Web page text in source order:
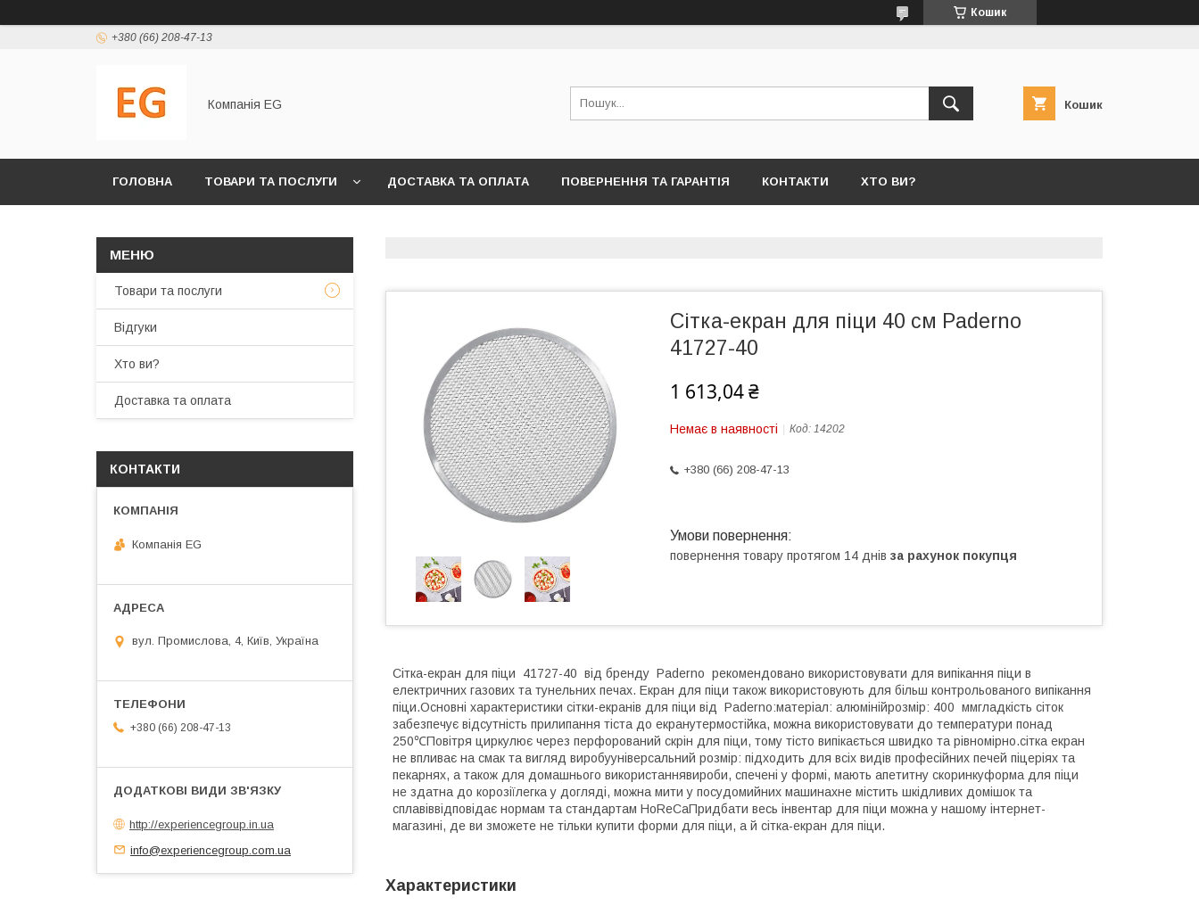
Кошик
+380 (66) 208-47-13
Компанія EG Кошик
ГОЛОВНА ТОВАРИ ТА ПОСЛУГИ ДОСТАВКА ТА ОПЛАТА ПОВЕРНЕННЯ ТА ГАРАНТІЯ КОНТАКТИ ХТО ВИ?
Сітка-екран для піци 40 см Paderno
41727-40
1 613,04 ₴
Немає в наявності Код: 14202
+380 (66) 208-47-13
повернення товару протягом 14 днів за рахунок покупця
Сітка-екран для піци 41727-40 від бренду Paderno рекомендовано використовувати для випікання піци в
електричних газових та тунельних печах. Екран для піци також використовують для більш контрольованого випікання
піци.Основні характеристики сітки-екранів для піци від Paderno:матеріал: алюмінійрозмір: 400 ммгладкість сіток
забезпечує відсутність прилипання тіста до екранутермостійка, можна використовувати до температури понад
250℃Повітря циркулює через перфорований скрін для піци, тому тісто випікається швидко та рівномірно.сітка екран
не впливає на смак та вигляд виробууніверсальний розмір: підходить для всіх видів професійних печей піцеріях та
пекарнях, а також для домашнього використаннявироби, спечені у формі, мають апетитну скоринкуформа для піци
не здатна до корозіїлегка у догляді, можна мити у посудомийних машинахне містить шкідливих домішок та
сплавіввідповідає нормам та стандартам HoReCaПридбати весь інвентар для піци можна у нашому інтернет-
магазині, де ви зможете не тільки купити форми для піци, а й сітка-екран для піци.
Характеристики
Товари та послуги
Відгуки
Хто ви?
Доставка та оплата
КОНТАКТИ
Компанія EG
вул. Промислова, 4, Київ, Україна
+380 (66) 208-47-13
http://experiencegroup.in.ua
info@experiencegroup.com.ua